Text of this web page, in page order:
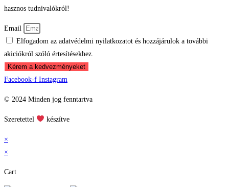
hasznos tudnivalókról!
Email
Elfogadom az adatvédelmi nyilatkozatot és hozzájárulok a további
akiciókról szóló értesítésekhez.
Kérem a kedvezményeket
Facebook-f Instagram
© 2024 Minden jog fenntartva
Szeretettel készítve
×
×
Cart